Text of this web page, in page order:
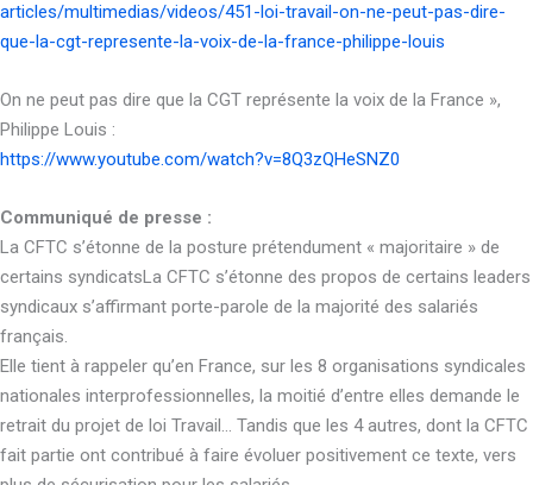
articles/multimedias/videos/451-loi-travail-on-ne-peut-pas-dire-
que-la-cgt-represente-la-voix-de-la-france-philippe-louis
On ne peut pas dire que la CGT représente la voix de la France »,
Philippe Louis :
https://www.youtube.com/watch?v=8Q3zQHeSNZ0
Communiqué de presse :
La CFTC s’étonne de la posture prétendument « majoritaire » de
certains syndicatsLa CFTC s’étonne des propos de certains leaders
syndicaux s’affirmant porte-parole de la majorité des salariés
français.
Elle tient à rappeler qu’en France, sur les 8 organisations syndicales
nationales interprofessionnelles, la moitié d’entre elles demande le
retrait du projet de loi Travail… Tandis que les 4 autres, dont la CFTC
fait partie ont contribué à faire évoluer positivement ce texte, vers